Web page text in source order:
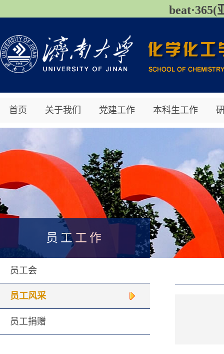
首页 关于我们 党建工作 本科生工作
员工工作
员工会
员工风采
员工捐赠